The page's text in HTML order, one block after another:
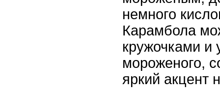
немного
Карамбола
кружочками и
мороженого,
яркий акцент